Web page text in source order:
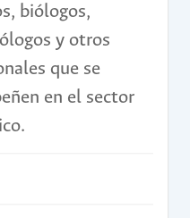
biólogos,
y otros
que se
en el sector